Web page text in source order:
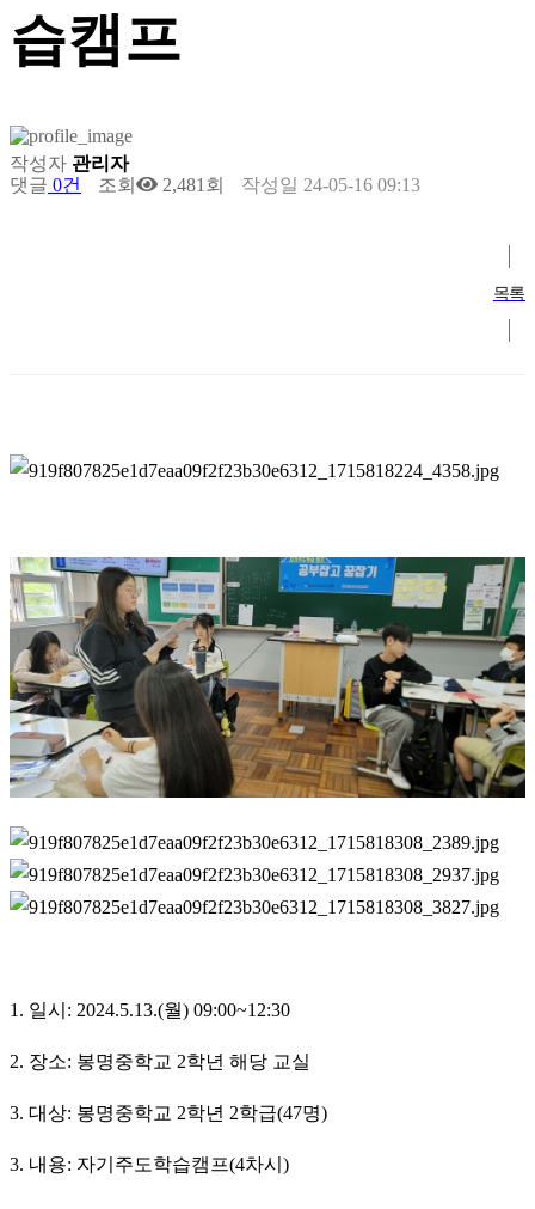
습캠프
작성자 관리자
댓글 0건 조회 2,481회 작성일 24-05-16 09:13
목록
1. 일시: 2024.5.13.(월) 09:00~12:30
2. 장소: 봉명중학교 2학년 해당 교실
3. 대상: 봉명중학교 2학년 2학급(47명)
3. 내용: 자기주도학습캠프(4차시)